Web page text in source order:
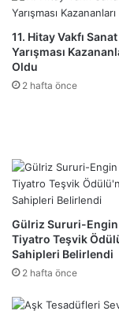
11. Hitay Vakfı Sanat
Yarışması
Oldu
2 hafta önce
Gülriz Sururi-Engin
Tiyatro Teşvik
Sahipleri Belirlendi
2 hafta önce